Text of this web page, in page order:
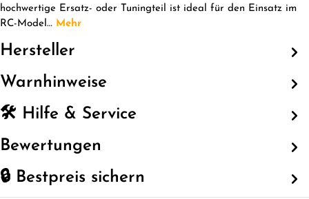
hochwertige Ersatz- oder Tuningteil ist ideal für den Einsatz im
RC-Model… Mehr
Hersteller
Warnhinweise
🛠️ Hilfe & Service
Bewertungen
🔒 Bestpreis sichern